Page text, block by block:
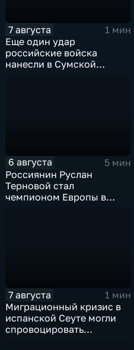
7 августа
1 мин
Еще один удар
российские войска
нанесли в Сумской
6 августа
5 мин
Россиянин Руслан
Терновой стал
чемпионом Европы в
7 августа
1 мин
Миграционный кризис в
испанской Сеуте могли
спровоцировать